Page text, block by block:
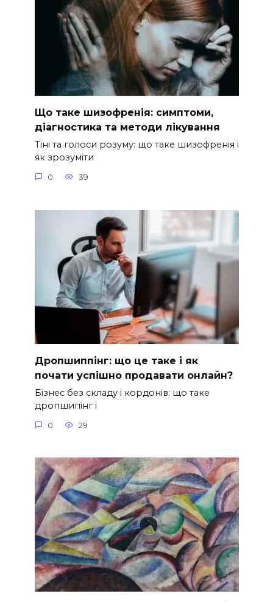
Що таке шизофренія: симптоми,
діагностика та методи лікування
Тіні та голоси розуму: що таке шизофренія і
як зрозуміти
0 39
Дропшиппінг: що це таке і як
почати успішно продавати онлайн?
Бізнес без складу і кордонів: що таке
дропшипінг і
0 29